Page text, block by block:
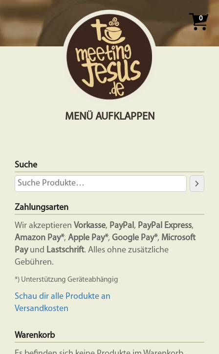
0
MENÜ AUFKLAPPEN
Suche
Zahlungsarten
Wir akzeptieren Vorkasse, PayPal, PayPal Express,
Amazon Pay*, Apple Pay*, Google Pay*, Microsoft
Payund Lastschrift. Alles ohne zusätzliche
Gebühren.
*) Unterstützung Geräteabhängig
Schau dir alle Produkte an
Versandkosten
Warenkorb